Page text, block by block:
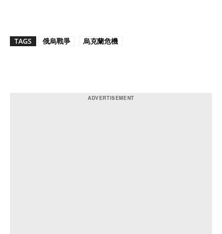
TAGS 俄烏戰爭 烏克蘭危機